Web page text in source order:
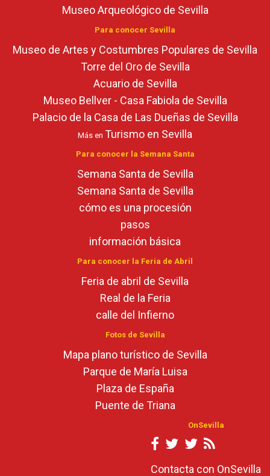
Museo Arqueológico de Sevilla
Para conocer Sevilla
Museo de Artes y Costumbres Populares de Sevilla
Torre del Oro de Sevilla
Acuario de Sevilla
Museo Bellver - Casa Fabiola de Sevilla
Palacio de la Casa de Las Dueñas de Sevilla
Más en Turismo en Sevilla
Para conocer la Semana Santa
Semana Santa de Sevilla
Semana Santa de Sevilla
cómo es una procesión
pasos
información básica
Para conocer la Feria de Abril
Feria de abril de Sevilla
Real de la Feria
calle del Infierno
Fotos de Sevilla
Mapa plano turístico de Sevilla
Parque de María Luisa
Plaza de España
Puente de Triana
OnSevilla
Contacta con OnSevilla